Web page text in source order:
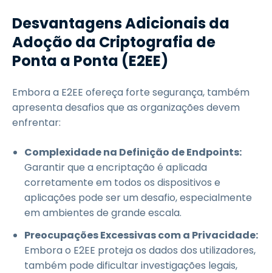
Desvantagens Adicionais da
Adoção da Criptografia de
Ponta a Ponta (E2EE)
Embora a E2EE ofereça forte segurança, também
apresenta desafios que as organizações devem
enfrentar:
Complexidade na Definição de Endpoints:
Garantir que a encriptação é aplicada
corretamente em todos os dispositivos e
aplicações pode ser um desafio, especialmente
em ambientes de grande escala.
Preocupações Excessivas com a Privacidade:
Embora o E2EE proteja os dados dos utilizadores,
também pode dificultar investigações legais,